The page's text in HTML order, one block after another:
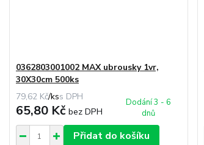
0362803001002 MAX ubrousky 1vr,
30X30cm 500ks
79,62 Kč/ks
65,80 Kč bez DPH
Dodání 3 - 6
dnů
Přidat do košíku